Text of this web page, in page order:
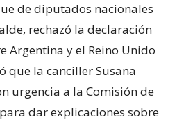
de diputados nacionales
rechazó la declaración
Argentina y el Reino Unido
que la canciller Susana
urgencia a la Comisión de
dar explicaciones sobre